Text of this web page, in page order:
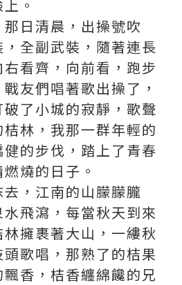
。
日清晨，出操號吹
全副武裝，隨著連長
看齊，向前看，跑步
友們唱著歌出操了，
了小城的寂靜，歌聲
林，我那一群年輕的
的步伐，踏上了青春
燒的日子。
，江南的山朦朦朧
飛瀉，每當秋天到來
擁裹著大山，一縷秋
歌唱，那熟了的桔果
香，桔香纏綿饞的兄